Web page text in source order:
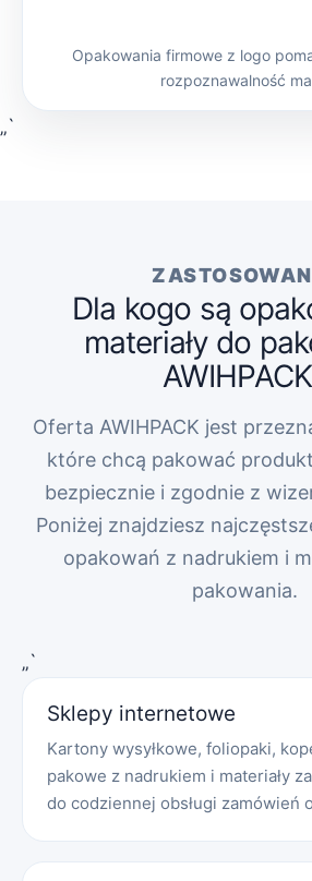
Opakowania firmowe z logo
rozpoznawalność
„`
Dla kogo są
materiały do
Oferta AWIHPACK jest
które chcą pakować
bezpiecznie i zgodnie z
Poniżej znajdziesz
opakowań z nadrukiem i
pakowania.
„`
Sklepy internetowe
Kartony wysyłkowe, foliopaki,
pakowe z nadrukiem i materiały
do codziennej obsługi zamówień